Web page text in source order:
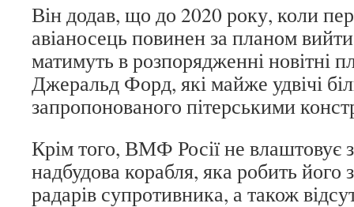
Він додав, що до 2020 року, коли
авіаносець повинен за планом
матимуть в розпорядженні новітні
Джеральд Форд, які майже удвічі
запропонованого пітерськими
Крім того, ВМФ Росії не влаштовує
надбудова корабля, яка робить його
радарів супротивника, а також